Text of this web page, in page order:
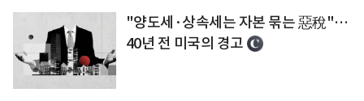
"양도세·상속세는 자본 묶는 惡稅"…
40년 전 미국의 경고